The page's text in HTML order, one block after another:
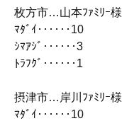
枚方市…山本ﾌｧﾐﾘｰ様
ﾏﾀﾞｲ‥‥‥10
ｼﾏｱｼﾞ‥‥‥3
ﾄﾗﾌｸﾞ‥‥‥1
摂津市…岸川ﾌｧﾐﾘｰ様
ﾏﾀﾞｲ‥‥‥10